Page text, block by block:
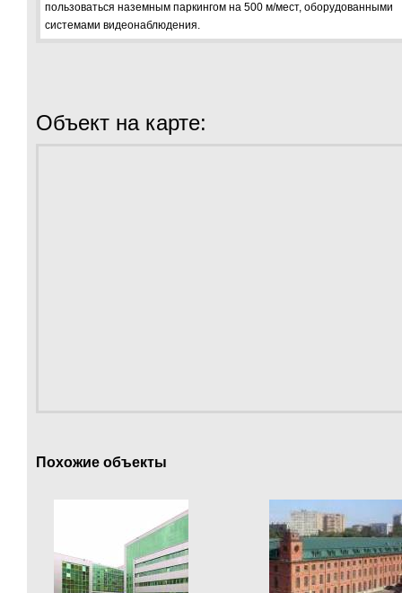
пользоваться наземным паркингом на 500 м/мест, оборудованными
системами видеонаблюдения.
Объект на карте:
Похожие объекты